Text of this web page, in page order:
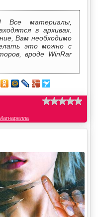
Все материалы,
в архивах.
Вам необходимо
это можно с
вроде WinRar